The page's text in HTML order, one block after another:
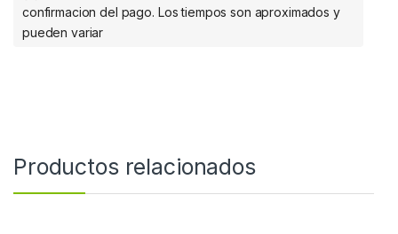
confirmacion del pago. Los tiempos son aproximados y
pueden variar
Productos relacionados